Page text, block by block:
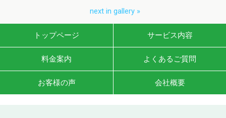
next in gallery »
トップページ サービス内容
料金案内 よくあるご質問
お客様の声 会社概要